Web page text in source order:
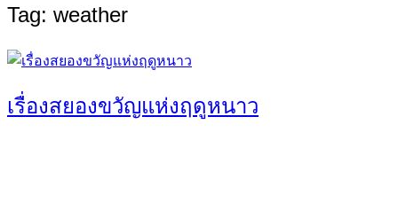
Tag: weather
เรื่องสยองขวัญแห่งฤดูหนาว